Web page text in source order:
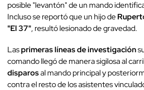
posible "levantón" de un mando
Incluso se reportó que un hijo de
"El 37", resultó lesionado de gravedad.
Lasprimeras líneas de investigación
comando llegó de manera sigilosa al
disparosal mando principal y
contra el resto de los asistentes